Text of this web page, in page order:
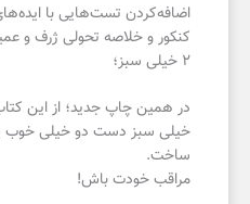
اضافه‌کردن تست‌هایی با
کنکور و خلاصه تحولی ژرف و
۲ خیلی سبز؛
در همین چاپ جدید؛ از این
خیلی سبز دست دو خیلی خوب
ساخت.
مراقب خودت باش!